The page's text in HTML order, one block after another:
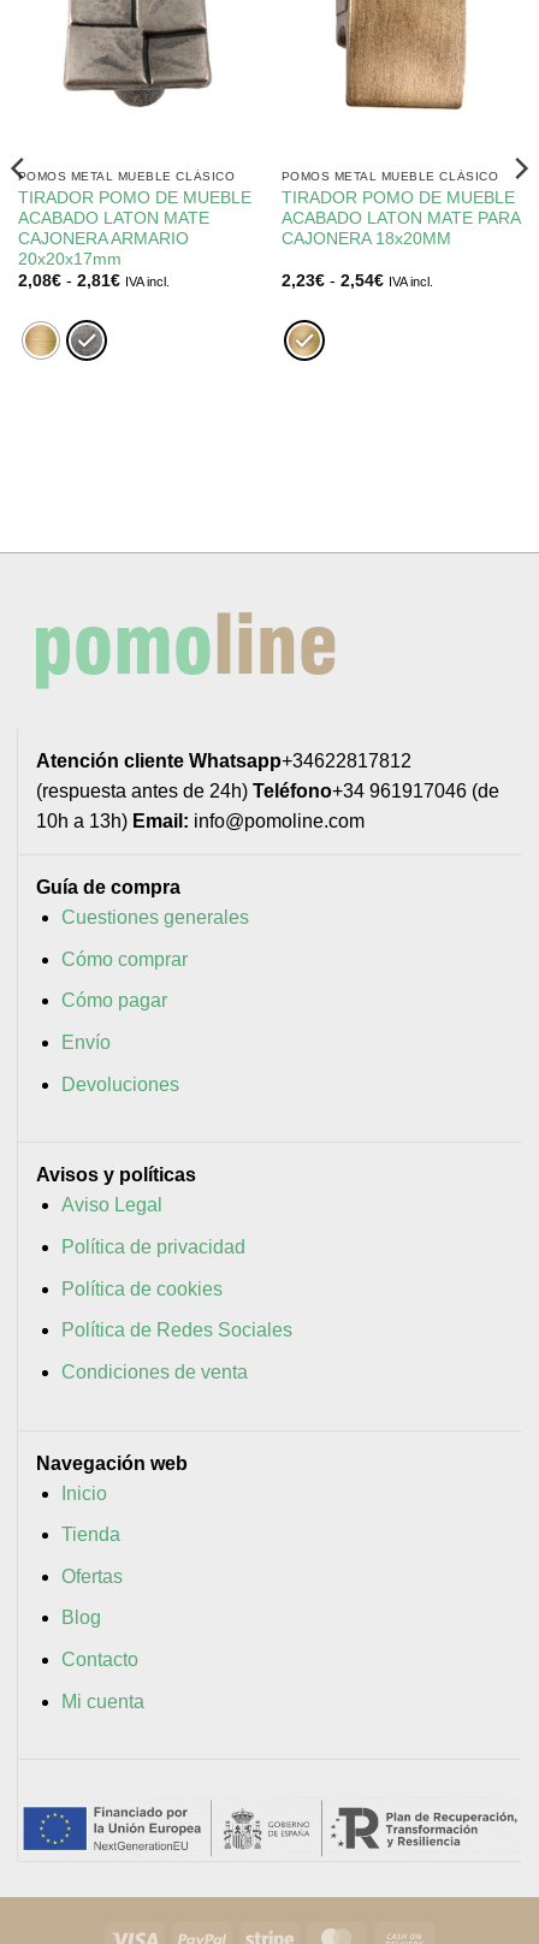
POMOS METAL MUEBLE CLÁSICO
TIRADOR POMO DE MUEBLE
ACABADO LATON MATE
CAJONERA ARMARIO
20x20x17mm
2,08€ - 2,81€Rango
IVA incl.
POMOS METAL MUEBLE CLÁSICO
TIRADOR POMO DE MUEBLE
ACABADO LATON MATE PARA
CAJONERA 18x20MM
2,23€ - 2,54€Rango
IVA incl.
Atención cliente Whatsapp+34622817812
(respuesta antes de 24h) Teléfono+34 961917046 (de
10h a 13h) Email: info@pomoline.com
Guía de compra
Cuestiones generales
Cómo comprar
Cómo pagar
Envío
Devoluciones
Avisos y políticas
Aviso Legal
Política de privacidad
Política de cookies
Política de Redes Sociales
Condiciones de venta
Navegación web
Inicio
Tienda
Ofertas
Blog
Contacto
Mi cuenta
Visa PayPal Stripe MasterCard